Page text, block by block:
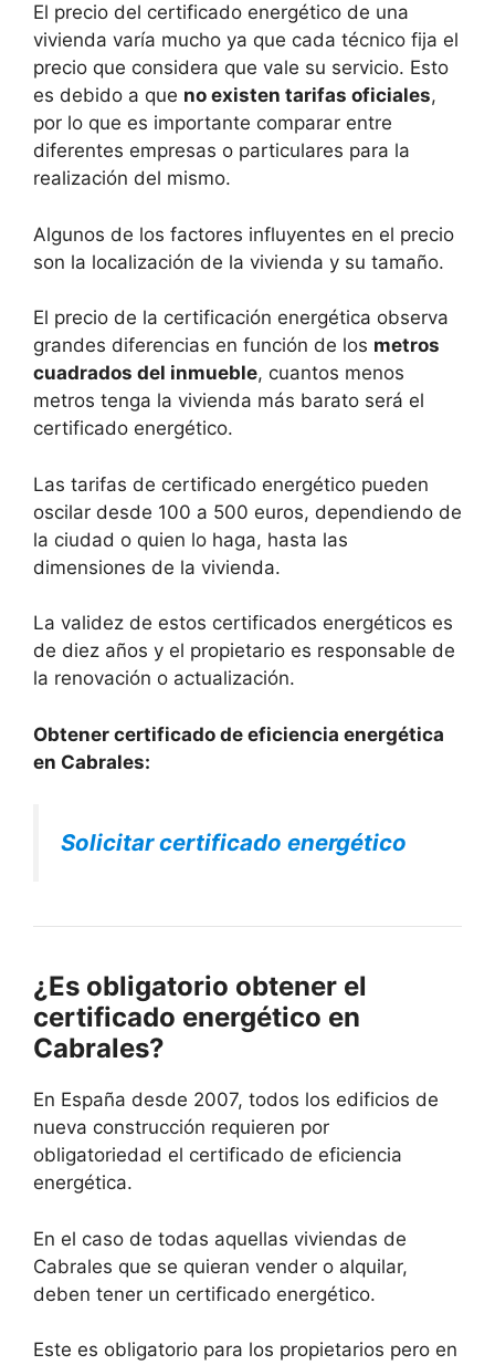
El precio del certificado energético de una
vivienda varía mucho ya que cada técnico fija el
precio que considera que vale su servicio. Esto
es debido a que no existen tarifas oficiales,
por lo que es importante comparar entre
diferentes empresas o particulares para la
realización del mismo.
Algunos de los factores influyentes en el precio
son la localización de la vivienda y su tamaño.
El precio de la certificación energética observa
grandes diferencias en función de los metros
cuadrados del inmueble, cuantos menos
metros tenga la vivienda más barato será el
certificado energético.
Las tarifas de certificado energético pueden
oscilar desde 100 a 500 euros, dependiendo de
la ciudad o quien lo haga, hasta las
dimensiones de la vivienda.
La validez de estos certificados energéticos es
de diez años y el propietario es responsable de
la renovación o actualización.
Obtener certificado de eficiencia energética
en Cabrales:
Solicitar certificado energético
¿Es obligatorio obtener el
certificado energético en
Cabrales?
En España desde 2007, todos los edificios de
nueva construcción requieren por
obligatoriedad el certificado de eficiencia
energética.
En el caso de todas aquellas viviendas de
Cabrales que se quieran vender o alquilar,
deben tener un certificado energético.
Este es obligatorio para los propietarios pero en